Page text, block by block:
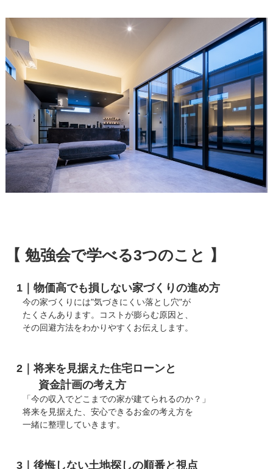
【 勉強会で学べる3つのこと 】
1｜物価高でも損しない家づくりの進め方
今の家づくりには"気づきにくい落とし穴"が
たくさんあります。コストが膨らむ原因と、
その回避方法をわかりやすくお伝えします。
2｜将来を見据えた住宅ローンと
資金計画の考え方
「今の収入でどこまでの家が建てられるのか？」
将来を見据えた、安心できるお金の考え方を
一緒に整理していきます。
3｜後悔しない土地探しの順番と視点